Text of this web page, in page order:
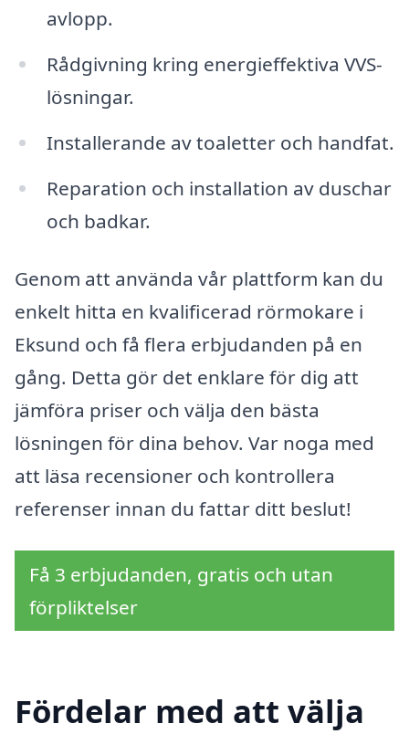
avlopp.
Rådgivning kring energieffektiva VVS-
lösningar.
Installerande av toaletter och handfat.
Reparation och installation av duschar
och badkar.
Genom att använda vår plattform kan du
enkelt hitta en kvalificerad rörmokare i
Eksund och få flera erbjudanden på en
gång. Detta gör det enklare för dig att
jämföra priser och välja den bästa
lösningen för dina behov. Var noga med
att läsa recensioner och kontrollera
referenser innan du fattar ditt beslut!
Få 3 erbjudanden, gratis och utan
förpliktelser
Fördelar med att välja